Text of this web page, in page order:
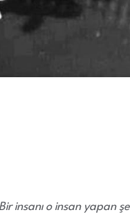
Bir insanı o insan yapan